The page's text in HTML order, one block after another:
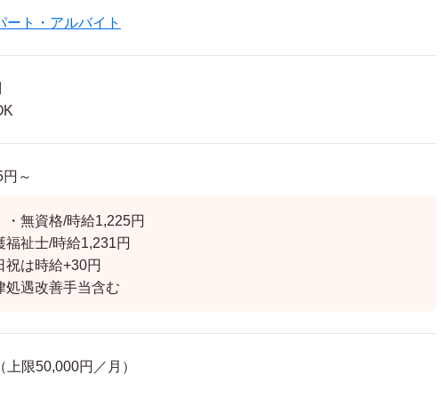
ート・アルバイト
～
・無資格/時給1,225円
福祉士/時給1,231円
は時給+30円
遇改善手当含む
上限50,000円／月）